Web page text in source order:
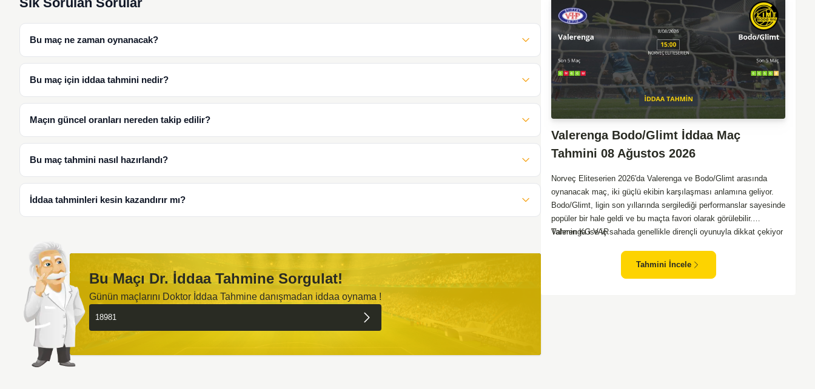
Bu maç ne zaman oynanacak?
Bu maç için iddaa tahmini nedir?
Maçın güncel oranları nereden takip edilir?
Bu maç tahmini nasıl hazırlandı?
İddaa tahminleri kesin kazandırır mı?
Bu Maçı Dr. İddaa Tahmine Sorgulat!
Günün maçlarını Doktor İddaa Tahmine danışmadan iddaa oynama !
Valerenga Bodo/Glimt İddaa Maç
Tahmini 08 Ağustos 2026
Norveç Eliteserien 2026'da Valerenga ve Bodo/Glimt arasında
oynanacak maç, iki güçlü ekibin karşılaşması anlamına geliyor.
Bodo/Glimt, ligin son yıllarında sergilediği performanslar sayesinde
popüler bir hale geldi ve bu maçta favori olarak görülebilir.
Valerenga ise iç sahada genellikle dirençli oyunuyla dikkat çekiyor
maçlar genellikle çekişmeli geçiyor ve bol gollü karşılaşmalara
Tahmin KG VAR
Tahmini İncele